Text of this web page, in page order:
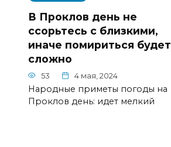
В Проклов день не
ссорьтесь с близкими,
иначе помириться будет
сложно
53 4 мая, 2024
Народные приметы погоды на
Проклов день: идет мелкий